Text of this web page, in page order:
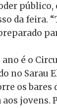
da feira.
é o
no Sarau
os bares
jovens.